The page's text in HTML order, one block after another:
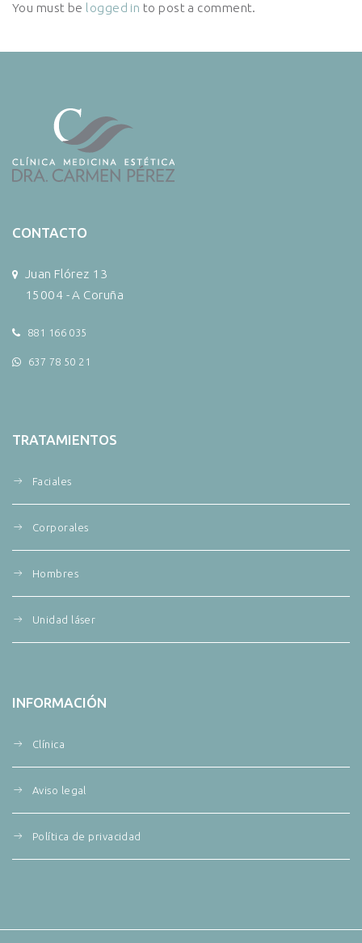
You must be logged in to post a comment.
CONTACTO
Juan Flórez 13
15004 - A Coruña
881 166 035
637 78 50 21
TRATAMIENTOS
Faciales
Corporales
Hombres
Unidad láser
INFORMACIÓN
Clínica
Aviso legal
Política de privacidad